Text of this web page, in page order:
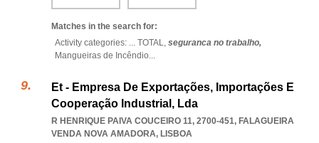
Matches in the search for:
Activity categories: ... TOTAL, seguranca no trabalho,
Mangueiras de Incêndio...
Et - Empresa De Exportações, Importações E
Cooperação Industrial, Lda
R HENRIQUE PAIVA COUCEIRO 11, 2700-451, FALAGUEIRA
VENDA NOVA AMADORA, LISBOA